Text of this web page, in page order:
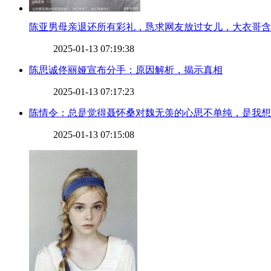
陈亚男母亲退还所有彩礼，恳求网友放过女儿，大衣哥
2025-01-13 07:19:38
​陈思诚佟丽娅宣布分手：原因解析，揭示真相
2025-01-13 07:17:23
陈情令：总是觉得聂怀桑对魏无羡的心思不单纯，是我
2025-01-13 07:15:08